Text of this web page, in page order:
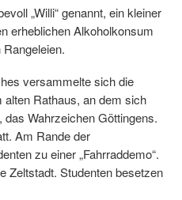
„Willi“ genannt, ein kleiner
erheblichen Alkoholkonsum
versammelte sich die
Rathaus, an dem sich
Wahrzeichen Göttingens.
Am Rande der
zu einer „Fahrraddemo“.
Zeltstadt. Studenten besetzen